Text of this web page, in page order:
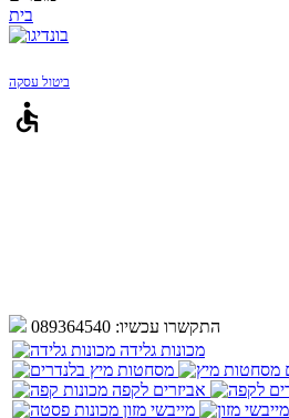
בית
ביטול עסקה
accessible
התקשרו עכשיו: 089364540
מכונות גלידה
מסחטות מיץ
אביזרים לקפה
מייבשי מזון